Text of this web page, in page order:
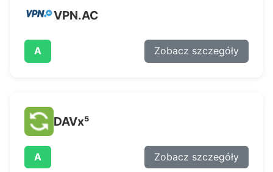
VPN.AC
A Zobacz szczegóły
DAVx⁵
A Zobacz szczegóły